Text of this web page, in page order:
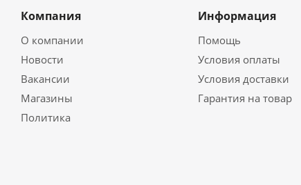
Компания
О компании
Новости
Вакансии
Магазины
Политика
Информация
Помощь
Условия оплаты
Условия доставки
Гарантия на товар